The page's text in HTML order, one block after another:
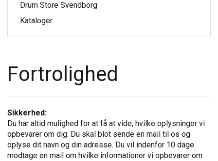
Drum Store Svendborg
Kataloger
Fortrolighed
Sikkerhed:
Du har altid mulighed for at få at vide, hvilke oplysninger vi
opbevarer om dig. Du skal blot sende en mail til os og
oplyse dit navn og din adresse. Du vil indenfor 10 dage
modtage en mail om hvilke informationer vi opbevarer om